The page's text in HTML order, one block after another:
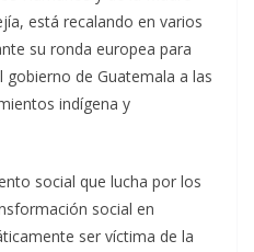
está recalando en varios
su ronda europea para
gobierno de Guatemala a las
indígena y
social que lucha por los
social en
ser víctima de la